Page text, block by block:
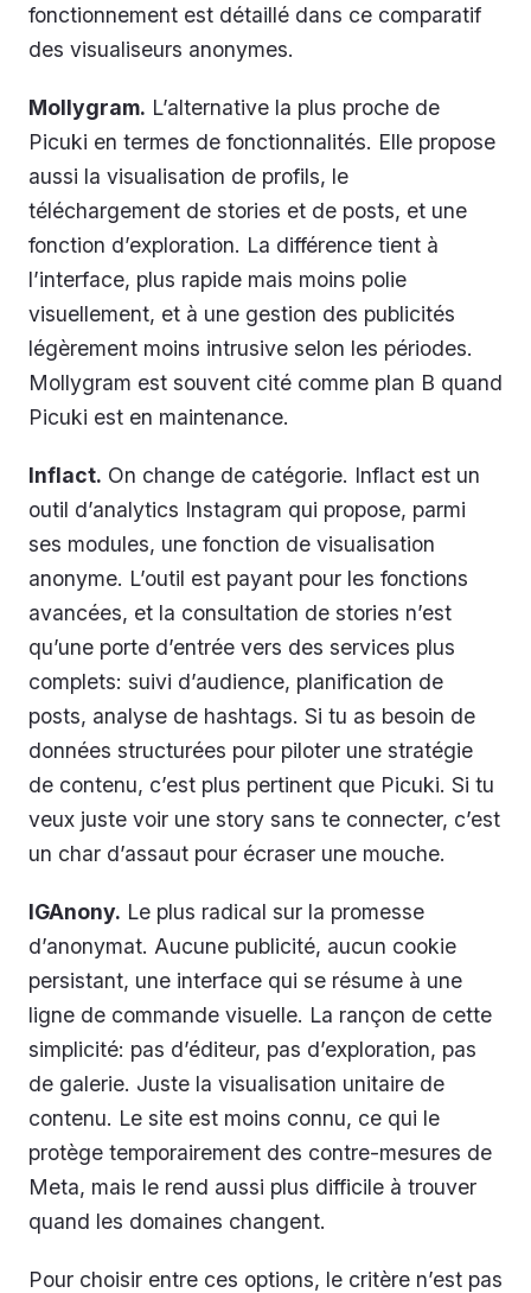
fonctionnement est détaillé dans ce comparatif
des visualiseurs anonymes.
Mollygram. L’alternative la plus proche de
Picuki en termes de fonctionnalités. Elle propose
aussi la visualisation de profils, le
téléchargement de stories et de posts, et une
fonction d’exploration. La différence tient à
l’interface, plus rapide mais moins polie
visuellement, et à une gestion des publicités
légèrement moins intrusive selon les périodes.
Mollygram est souvent cité comme plan B quand
Picuki est en maintenance.
Inflact. On change de catégorie. Inflact est un
outil d’analytics Instagram qui propose, parmi
ses modules, une fonction de visualisation
anonyme. L’outil est payant pour les fonctions
avancées, et la consultation de stories n’est
qu’une porte d’entrée vers des services plus
complets: suivi d’audience, planification de
posts, analyse de hashtags. Si tu as besoin de
données structurées pour piloter une stratégie
de contenu, c’est plus pertinent que Picuki. Si tu
veux juste voir une story sans te connecter, c’est
un char d’assaut pour écraser une mouche.
IGAnony. Le plus radical sur la promesse
d’anonymat. Aucune publicité, aucun cookie
persistant, une interface qui se résume à une
ligne de commande visuelle. La rançon de cette
simplicité: pas d’éditeur, pas d’exploration, pas
de galerie. Juste la visualisation unitaire de
contenu. Le site est moins connu, ce qui le
protège temporairement des contre-mesures de
Meta, mais le rend aussi plus difficile à trouver
quand les domaines changent.
Pour choisir entre ces options, le critère n’est pas